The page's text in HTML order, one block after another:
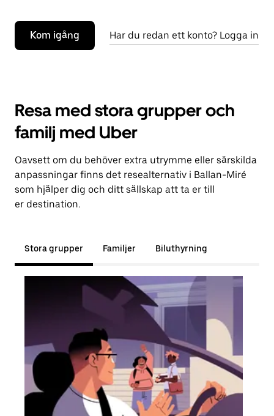
Kom igång Har du redan ett konto? Logga in
Resa med stora grupper och
familj med Uber
Oavsett om du behöver extra utrymme eller särskilda
anpassningar finns det resealternativ i Ballan-Miré
som hjälper dig och ditt sällskap att ta er till
er destination.
Stora grupper Familjer Biluthyrning